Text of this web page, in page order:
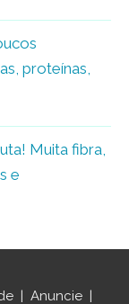
proteínas,
Muita fibra,
e
| Anuncie |